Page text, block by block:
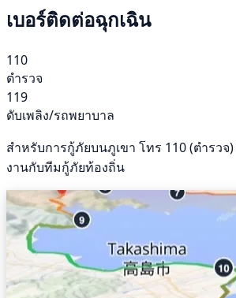
เบอร์ติดต่อฉุกเฉิน
110
ตำรวจ
119
ดับเพลิง/รถพยาบาล
สำหรับการกู้ภัยบนภูเขา โทร 110 (ตำรวจ
งานกับทีมกู้ภัยท้องถิ่น